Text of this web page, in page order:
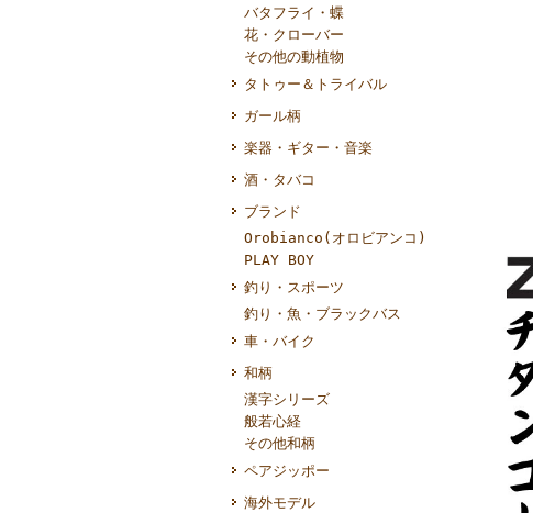
バタフライ・蝶
花・クローバー
その他の動植物
タトゥー＆トライバル
ガール柄
楽器・ギター・音楽
酒・タバコ
ブランド
Orobianco(オロビアンコ)
PLAY BOY
釣り・スポーツ
釣り・魚・ブラックバス
車・バイク
和柄
漢字シリーズ
般若心経
その他和柄
ペアジッポー
海外モデル